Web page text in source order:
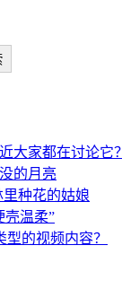
大家都在讨论它？
的月亮
种花的姑娘
壳温柔”
的视频内容？